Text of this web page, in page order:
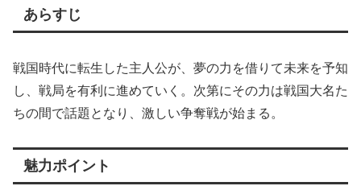
あらすじ
戦国時代に転生した主人公が、夢の力を借りて未来を予知
し、戦局を有利に進めていく。次第にその力は戦国大名た
ちの間で話題となり、激しい争奪戦が始まる。
魅力ポイント